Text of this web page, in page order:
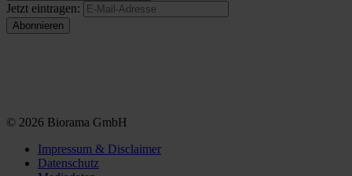
Jetzt eintragen:
© 2026 Biorama GmbH
Impressum & Disclaimer
Datenschutz